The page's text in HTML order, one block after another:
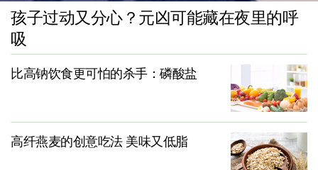
孩子过动又分心？元凶可能藏在夜里的呼
吸
比高钠饮食更可怕的杀手：磷酸盐
高纤燕麦的创意吃法 美味又低脂